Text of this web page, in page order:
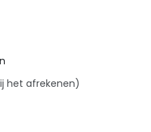
het afrekenen)